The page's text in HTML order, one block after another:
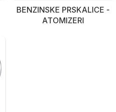
BENZINSKE PRSKALICE -
ATOMIZERI